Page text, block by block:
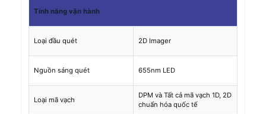
Tính năng vận hành
Loại đầu quét 2D Imager
Nguồn sáng quét 655nm LED
Loại mã vạch
DPM và Tất cả mã vạch 1D, 2D
chuẩn hóa quốc tế